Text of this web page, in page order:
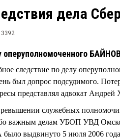
дела
3392
оперуполномоченного
следствие по делу
был допрос подсудимого.
представлял адвокат
служебных
важным делам УБОП УВД
выдвинуто 5 июля 2006